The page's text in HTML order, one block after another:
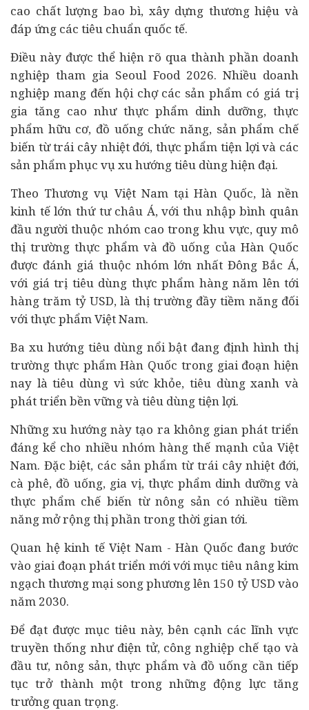
cao chất lượng bao bì, xây dựng thương hiệu và
đáp ứng các tiêu chuẩn quốc tế.
Điều này được thể hiện rõ qua thành phần doanh
nghiệp tham gia Seoul Food 2026. Nhiều doanh
nghiệp mang đến hội chợ các sản phẩm có giá trị
gia tăng cao như thực phẩm dinh dưỡng, thực
phẩm hữu cơ, đồ uống chức năng, sản phẩm chế
biến từ trái cây nhiệt đới, thực phẩm tiện lợi và các
sản phẩm phục vụ xu hướngtiêu dùnghiện đại.
Theo Thương vụ Việt Nam tại Hàn Quốc, là nền
kinh tếlớn thứ tư châu Á, với thu nhập bình quân
đầu người thuộc nhóm cao trong khu vực, quy mô
thị trường thực phẩm và đồ uống của Hàn Quốc
được đánh giá thuộc nhóm lớn nhất Đông Bắc Á,
với giá trị tiêu dùng thực phẩm hàng năm lên tới
hàng trăm tỷ USD, là thị trường đầy tiềm năng đối
với thực phẩm Việt Nam.
Ba xu hướng tiêu dùng nổi bật đang định hình thị
trường thực phẩm Hàn Quốc trong giai đoạn hiện
nay là tiêu dùng vì sức khỏe, tiêu dùng xanh và
phát triển bền vữngvà tiêu dùng tiện lợi.
Những xu hướng này tạo ra không gian phát triển
đáng kể cho nhiều nhóm hàng thế mạnh của Việt
Nam. Đặc biệt, các sản phẩm từ trái cây nhiệt đới,
cà phê, đồ uống, gia vị, thực phẩm dinh dưỡng và
thực phẩm chế biến từ nông sản có nhiều tiềm
năng mở rộng thị phần trong thời gian tới.
Quan hệ kinh tế Việt Nam - Hàn Quốc đang bước
vào giai đoạn phát triển mới với mục tiêu nâng kim
ngạch thương mại song phương lên 150 tỷ USD vào
năm 2030.
Để đạt được mục tiêu này, bên cạnh các lĩnh vực
truyền thống như điện tử, công nghiệp chế tạo và
đầu tư, nông sản, thực phẩm và đồ uống cần tiếp
tục trở thành một trong những động lực tăng
trưởng quan trọng.